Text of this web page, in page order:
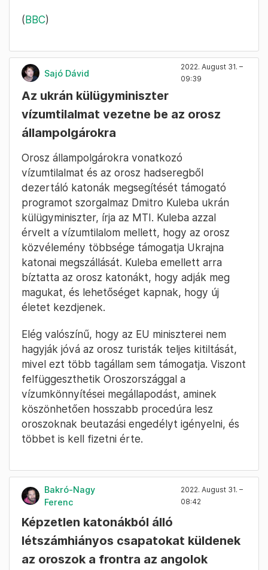
(BBC)
Sajó Dávid
2022. August 31. –
09:39
Az ukrán külügyminiszter
vízumtilalmat vezetne be az orosz
állampolgárokra
Orosz állampolgárokra vonatkozó
vízumtilalmat és az orosz hadseregből
dezertáló katonák megsegítését támogató
programot szorgalmaz Dmitro Kuleba ukrán
külügyminiszter, írja az MTI. Kuleba azzal
érvelt a vízumtilalom mellett, hogy az orosz
közvélemény többsége támogatja Ukrajna
katonai megszállását. Kuleba emellett arra
bíztatta az orosz katonákt, hogy adják meg
magukat, és lehetőséget kapnak, hogy új
életet kezdjenek.
Elég valószínű, hogy az EU miniszterei nem
hagyják jóvá az orosz turisták teljes kitiltását,
mivel ezt több tagállam sem támogatja. Viszont
felfüggeszthetik Oroszországgal a
vízumkönnyítései megállapodást, aminek
köszönhetően hosszabb procedúra lesz
oroszoknak beutazási engedélyt igényelni, és
többet is kell fizetni érte.
Bakró-Nagy
Ferenc
2022. August 31. –
08:42
Képzetlen katonákból álló
létszámhiányos csapatokat küldenek
az oroszok a frontra az angolok